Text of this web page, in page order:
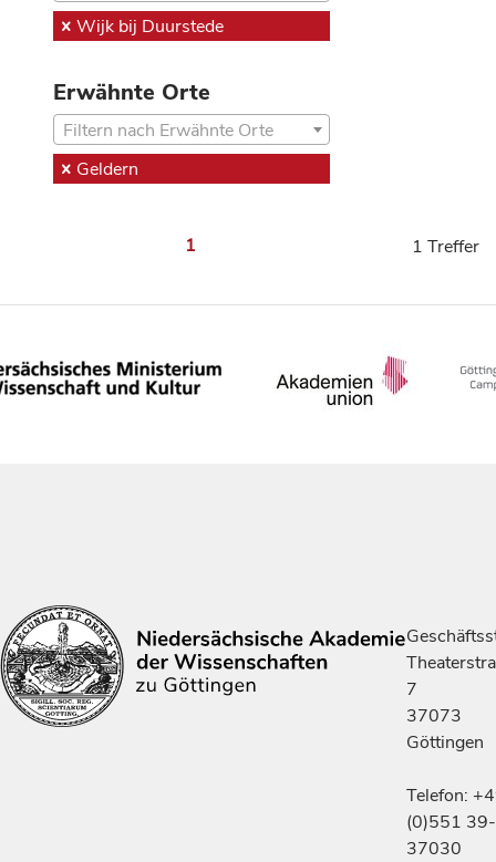
Wijk bij Duurstede
Erwähnte Orte
Filtern nach Erwähnte Orte
Geldern
1 1 Treffer
7
37073
Göttingen
Telefon:
(0)551 39-
37030